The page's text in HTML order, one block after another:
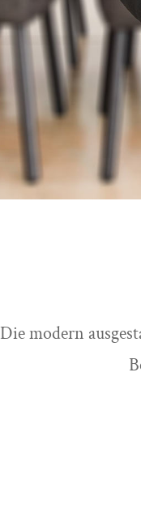
Die modern